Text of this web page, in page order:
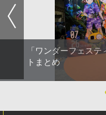
「ワンダーフェス
トまとめ